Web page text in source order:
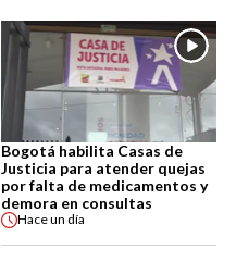
Bogotá habilita Casas de
Justicia para atender quejas
por falta de medicamentos y
demora en consultas
Haceun día